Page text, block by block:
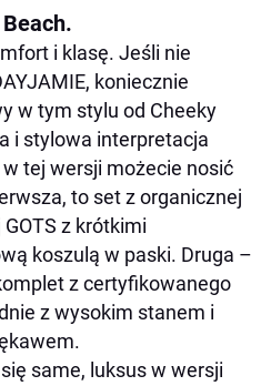
i klasę. Jeśli nie
koniecznie
w tym stylu od Cheeky
i stylowa interpretacja
tej wersji możecie nosić
to set z organicznej
z krótkimi
koszulą w paski. Druga –
z certyfikowanego
z wysokim stanem i
same, luksus w wersji